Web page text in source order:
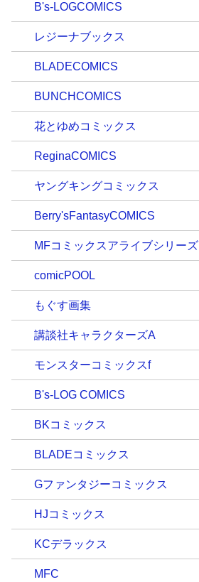
B's-LOGCOMICS
レジーナブックス
BLADECOMICS
BUNCHCOMICS
花とゆめコミックス
ReginaCOMICS
ヤングキングコミックス
Berry'sFantasyCOMICS
MFコミックスアライブシリーズ
comicPOOL
もぐす画集
講談社キャラクターズA
モンスターコミックスf
B's-LOG COMICS
BKコミックス
BLADEコミックス
Gファンタジーコミックス
HJコミックス
KCデラックス
MFC